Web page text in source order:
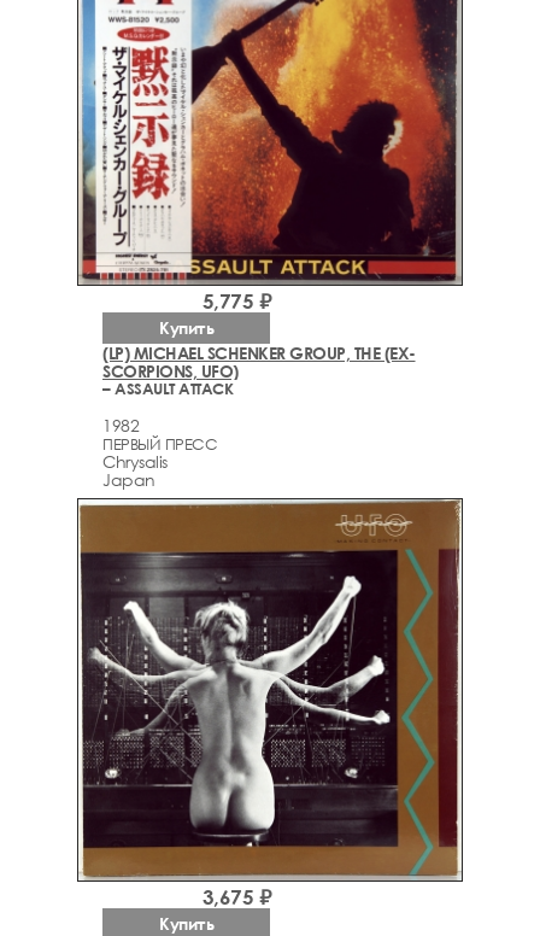
(LP) MICHAEL SCHENKER GROUP, THE (EX-
SCORPIONS, UFO)
– ASSAULT ATTACK
1982
ПЕРВЫЙ ПРЕСС
Chrysalis
Japan
5,775 ₽
Купить
3,675 ₽
Купить